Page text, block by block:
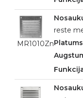
MR1010Zn
reste